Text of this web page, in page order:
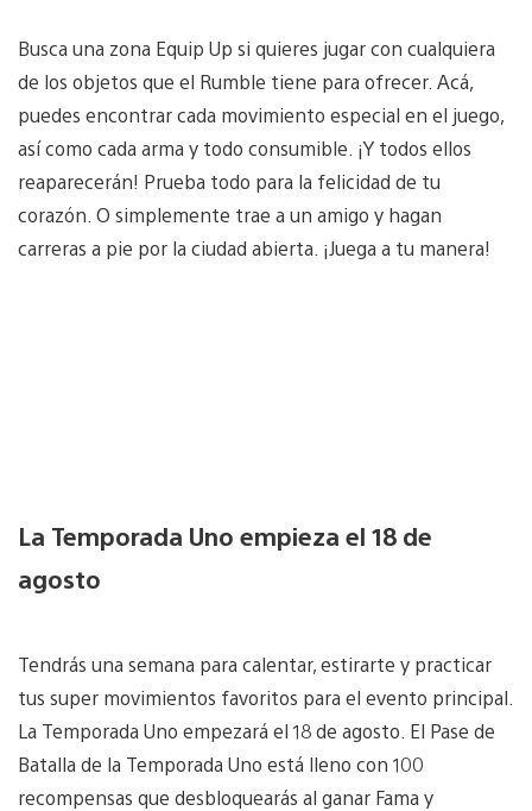
Busca una zona Equip Up si quieres jugar con cualquiera
de los objetos que el Rumble tiene para ofrecer. Acá,
puedes encontrar cada movimiento especial en el juego,
así como cada arma y todo consumible. ¡Y todos ellos
reaparecerán! Prueba todo para la felicidad de tu
corazón. O simplemente trae a un amigo y hagan
carreras a pie por la ciudad abierta. ¡Juega a tu manera!
La Temporada Uno empieza el 18 de
agosto
Tendrás una semana para calentar, estirarte y practicar
tus super movimientos favoritos para el evento principal.
La Temporada Uno empezará el 18 de agosto. El Pase de
Batalla de la Temporada Uno está lleno con 100
recompensas que desbloquearás al ganar Fama y